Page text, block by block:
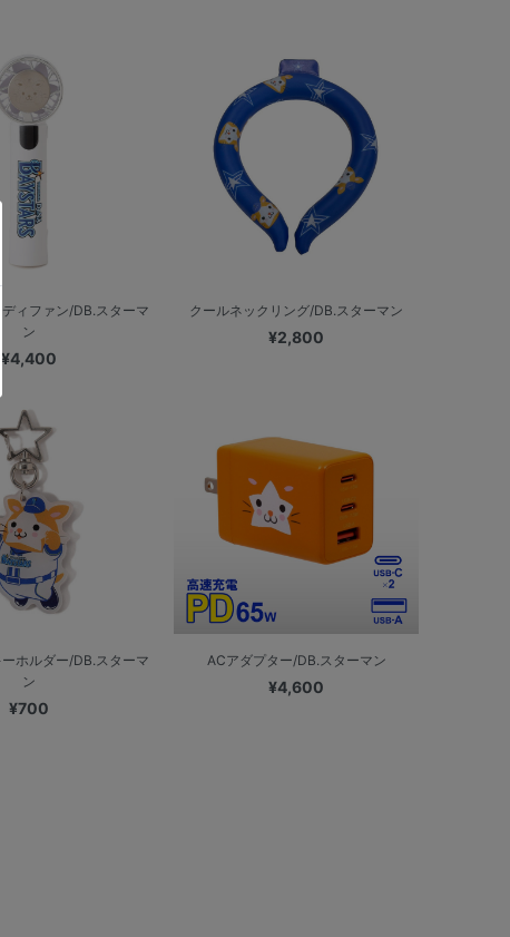
ディファン/DB.スターマ
ン
¥4,400
クールネックリング/DB.スターマン
¥2,800
ホルダー/DB.スターマ
ン
¥700
ACアダプター/DB.スターマン
¥4,600